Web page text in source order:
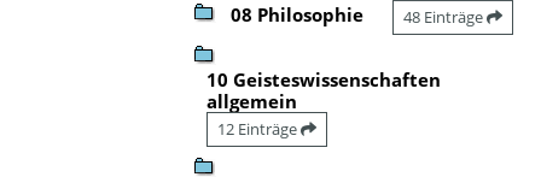
08 Philosophie 48 Einträge
10 Geisteswissenschaften
allgemein
12 Einträge